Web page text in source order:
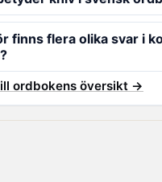
finns flera olika svar i
ordbokens översikt →